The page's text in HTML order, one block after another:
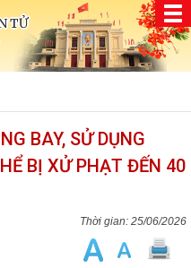
TỬ
BAY, SỬ DỤNG
BỊ XỬ PHẠT ĐẾN 40
25/06/2026